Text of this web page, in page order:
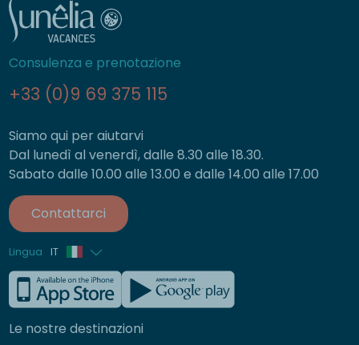
Consulenza e prenotazione
+33 (0)9 69 375 115
Siamo qui per aiutarvi
Dal lunedì al venerdì, dalle 8.30 alle 18.30.
Sabato dalle 10.00 alle 13.00 e dalle 14.00 alle 17.00
Contattarci
Lingua IT
Francese
Inglese
Tedesco
Le nostre destinazioni